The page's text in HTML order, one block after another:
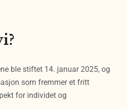
ble stiftet 14. januar 2025, og
som fremmer et fritt
for individet og